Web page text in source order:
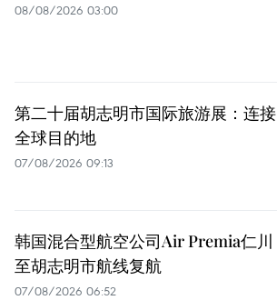
08/08/2026 03:00
第二十届胡志明市国际旅游展：连接
全球目的地
07/08/2026 09:13
韩国混合型航空公司Air Premia仁川
至胡志明市航线复航
07/08/2026 06:52